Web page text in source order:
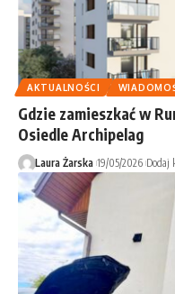
AKTUALNOŚCI
Gdzie zamieszkać w
Osiedle Archipelag
Laura Żarska 19/05/2026 Dodaj